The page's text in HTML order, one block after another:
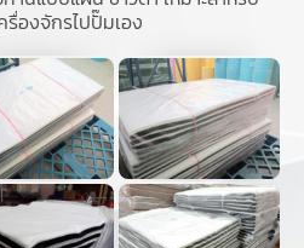
องจักรไปปั๊มเอง